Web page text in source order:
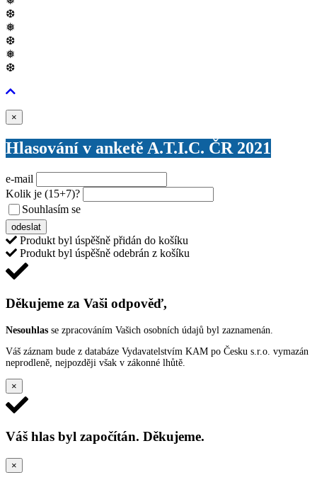
❆
❅
❆
❅
❆
×
Hlasování v anketě A.T.I.C. ČR 2021
e-mail
Kolik je (15+7)?
Souhlasím se
odeslat
Produkt byl úspěšně přidán do košíku
Produkt byl úspěšně odebrán z košíku
Děkujeme za Vaši odpověď,
Nesouhlas se zpracováním Vašich osobních údajů byl zaznamenán.
Váš záznam bude z databáze Vydavatelstvím KAM po Česku s.r.o. vymazán
neprodleně, nejpozději však v zákonné lhůtě.
×
Váš hlas byl započítán. Děkujeme.
×